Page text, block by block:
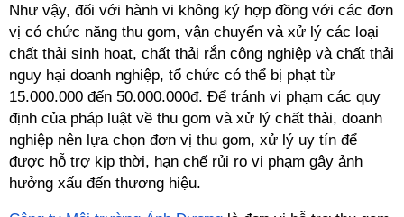
Như vậy, đối với hành vi không ký hợp đồng với các đơn
vị có chức năng thu gom, vận chuyển và xử lý các loại
chất thải sinh hoạt, chất thải rắn công nghiệp và chất thải
nguy hại doanh nghiệp, tổ chức có thể bị phạt từ
15.000.000 đến 50.000.000đ. Để tránh vi phạm các quy
định của pháp luật về thu gom và xử lý chất thải, doanh
nghiệp nên lựa chọn đơn vị thu gom, xử lý uy tín để
được hỗ trợ kịp thời, hạn chế rủi ro vi phạm gây ảnh
hưởng xấu đến thương hiệu.